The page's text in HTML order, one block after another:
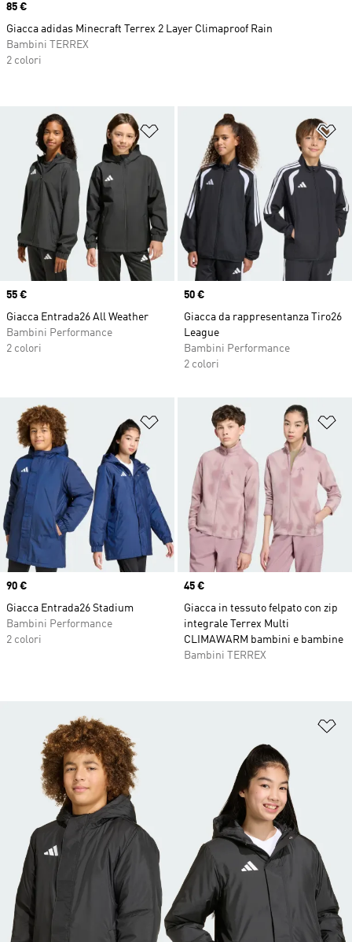
Aggiungi alla lista dei desideri
Price
55 €
Giacca Entrada26 All Weather
Bambini Performance
2 colori
Price
50 €
Giacca da rappresentanza Tiro26
League
Bambini Performance
2 colori
Aggiungi alla lista dei desideri
Price
90 €
Giacca Entrada26 Stadium
Bambini Performance
2 colori
Price
45 €
Giacca in tessuto felpato con zip
integrale Terrex Multi
CLIMAWARM bambini e bambine
Bambini TERREX
Price
85 €
Giacca adidas Minecraft Terrex 2 Layer Climaproof Rain
Bambini TERREX
2 colori